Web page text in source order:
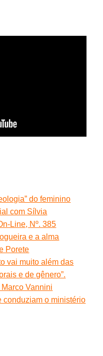
do feminino
com Sílvia
Line, Nº. 385
e a alma
Porete
vai muito além das
e de gênero”.
Vannini
conduziam o ministério